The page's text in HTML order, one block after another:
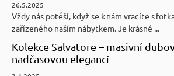
26.5.2025
Vždy nás potěší, když se k nám vracíte s
zařízeného naším nábytkem. Je krásné ...
Kolekce Salvatore – masivní
nadčasovou elegancí